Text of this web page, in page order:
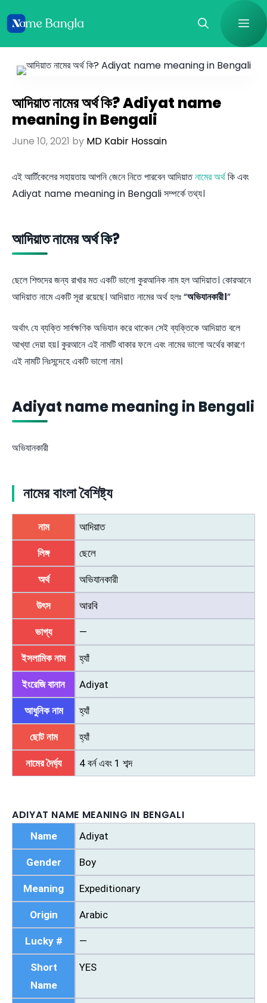
আদিয়াত নামের অর্থ কি? Adiyat name
meaning in Bengali
June 10, 2021 by MD Kabir Hossain
এই আর্টিকেলের সহায়তায় আপনি জেনে নিতে পারবেন আদিয়াতনামের অর্থকি এবং
Adiyat name meaning in Bengali সম্পর্কে তথ্য।
আদিয়াত নামের অর্থ কি?
ছেলে শিশুদের জন্য রাখার মত একটি ভালো কুরআনিক নাম হল আদিয়াত। কোরআনে
আদিয়াত নামে একটি সূরা রয়েছে। আদিয়াত নামের অর্থ হলঃ “অভিযানকারী।”
অর্থাৎ যে ব্যক্তি সার্বক্ষণিক অভিযান করে থাকেন সেই ব্যক্তিকে আদিয়াত বলে
আখ্যা দেয়া হয়। কুরআনে এই নামটি থাকার ফলে এবং নামের ভালো অর্থের কারণে
এই নামটি নিঃসন্দেহে একটি ভালো নাম।
Adiyat name meaning in Bengali
অভিযানকারী
নামের বাংলা বৈশিষ্ট্য
নাম আদিয়াত
লিঙ্গ ছেলে
অর্থ অভিযানকারী
উৎস আরবি
ভাগ্য —
ইসলামিক নাম হ্যাঁ
ইংরেজি বানান Adiyat
আধুনিক নাম হ্যাঁ
ছোট নাম হ্যাঁ
নামের দৈর্ঘ্য 4 বর্ন এবং 1 শব্দ
ADIYAT NAME MEANING IN BENGALI
Name Adiyat
Gender Boy
Meaning Expeditionary
Origin Arabic
Lucky # —
Short
Name
YES